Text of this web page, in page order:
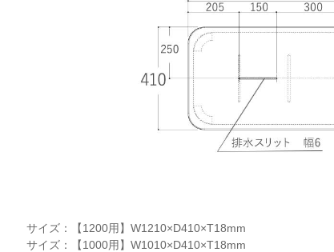
サイズ：【1200用】W1210×D410×T18mm
サイズ：【1000用】W1010×D410×T18mm